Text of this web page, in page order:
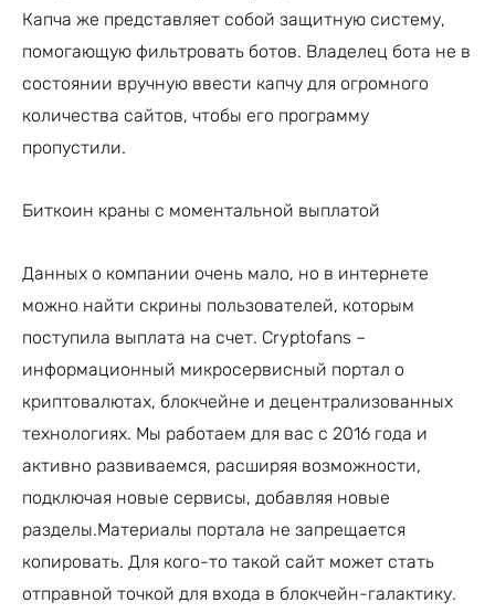
Капча же представляет собой защитную систему,
помогающую фильтровать ботов. Владелец бота не в
состоянии вручную ввести капчу для огромного
количества сайтов, чтобы его программу
пропустили.
Биткоин краны с моментальной выплатой
Данных о компании очень мало, но в интернете
можно найти скрины пользователей, которым
поступила выплата на счет. Cryptofans –
информационный микросервисный портал о
криптовалютах, блокчейне и децентрализованных
технологиях. Мы работаем для вас с 2016 года и
активно развиваемся, расширяя возможности,
подключая новые сервисы, добавляя новые
разделы.Материалы портала не запрещается
копировать. Для кого-то такой сайт может стать
отправной точкой для входа в блокчейн-галактику.